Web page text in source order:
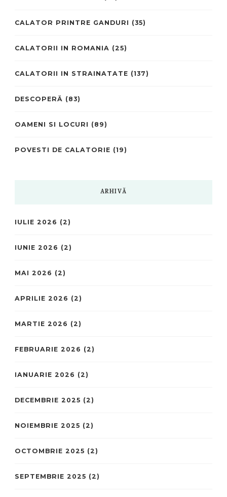
CALATOR PRINTRE GANDURI (35)
CALATORII IN ROMANIA (25)
CALATORII IN STRAINATATE (137)
DESCOPERĂ (83)
OAMENI SI LOCURI (89)
POVESTI DE CALATORIE (19)
ARHIVĂ
IULIE 2026 (2)
IUNIE 2026 (2)
MAI 2026 (2)
APRILIE 2026 (2)
MARTIE 2026 (2)
FEBRUARIE 2026 (2)
IANUARIE 2026 (2)
DECEMBRIE 2025 (2)
NOIEMBRIE 2025 (2)
OCTOMBRIE 2025 (2)
SEPTEMBRIE 2025 (2)